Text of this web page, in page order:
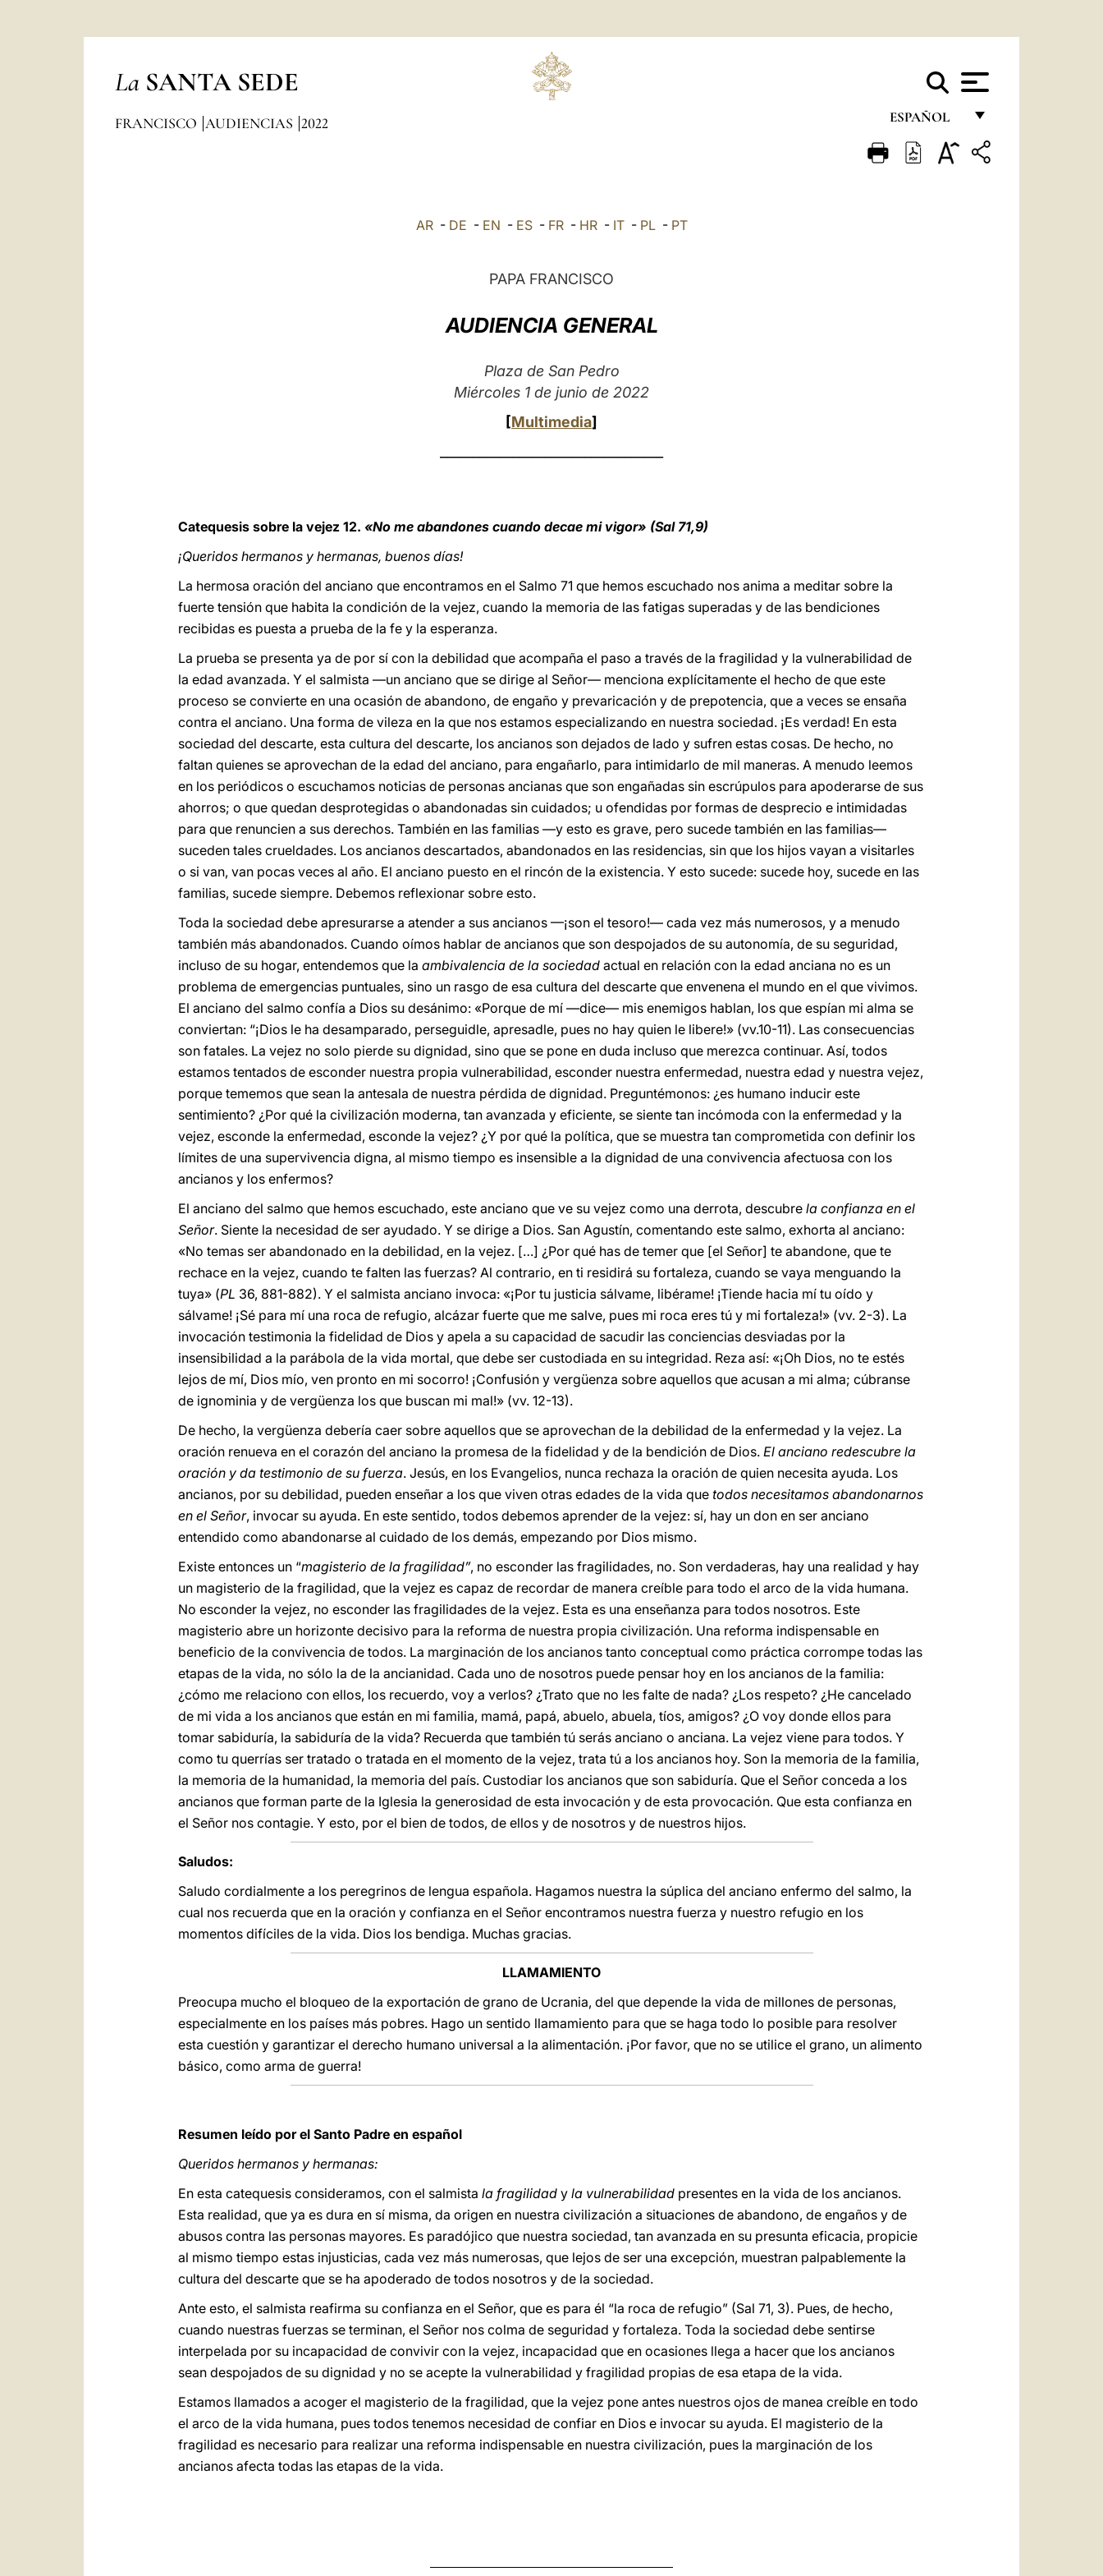
La SANTA SEDE
ESPAÑOL
FRANÇAIS
FRANCISCO AUDIENCIAS 2022
AR- DE - EN - ES- FR- HR- IT- PL- PT
PAPA FRANCISCO
AUDIENCIA GENERAL
Plaza de San Pedro
Miércoles 1 de junio de 2022
[Multimedia]
Catequesis sobre la vejez 12. «No me abandones cuando decae mi vigor» (Sal 71,9)
¡Queridos hermanos y hermanas, buenos días!
La hermosa oración del anciano que encontramos en el Salmo 71 que hemos escuchado nos anima a meditar sobre la
fuerte tensión que habita la condición de la vejez, cuando la memoria de las fatigas superadas y de las bendiciones
recibidas es puesta a prueba de la fe y la esperanza.
La prueba se presenta ya de por sí con la debilidad que acompaña el paso a través de la fragilidad y la vulnerabilidad de
la edad avanzada. Y el salmista —un anciano que se dirige al Señor— menciona explícitamente el hecho de que este
proceso se convierte en una ocasión de abandono, de engaño y prevaricación y de prepotencia, que a veces se ensaña
contra el anciano. Una forma de vileza en la que nos estamos especializando en nuestra sociedad. ¡Es verdad! En esta
sociedad del descarte, esta cultura del descarte, los ancianos son dejados de lado y sufren estas cosas. De hecho, no
faltan quienes se aprovechan de la edad del anciano, para engañarlo, para intimidarlo de mil maneras. A menudo leemos
en los periódicos o escuchamos noticias de personas ancianas que son engañadas sin escrúpulos para apoderarse de sus
ahorros; o que quedan desprotegidas o abandonadas sin cuidados; u ofendidas por formas de desprecio e intimidadas
para que renuncien a sus derechos. También en las familias —y esto es grave, pero sucede también en las familias—
suceden tales crueldades. Los ancianos descartados, abandonados en las residencias, sin que los hijos vayan a visitarles
o si van, van pocas veces al año. El anciano puesto en el rincón de la existencia. Y esto sucede: sucede hoy, sucede en las
familias, sucede siempre. Debemos reflexionar sobre esto.
Toda la sociedad debe apresurarse a atender a sus ancianos —¡son el tesoro!— cada vez más numerosos, y a menudo
también más abandonados. Cuando oímos hablar de ancianos que son despojados de su autonomía, de su seguridad,
incluso de su hogar, entendemos que la ambivalencia de la sociedad actual en relación con la edad anciana no es un
problema de emergencias puntuales, sino un rasgo de esa cultura del descarte que envenena el mundo en el que vivimos.
El anciano del salmo confía a Dios su desánimo: «Porque de mí —dice— mis enemigos hablan, los que espían mi alma se
conviertan: “¡Dios le ha desamparado, perseguidle, apresadle, pues no hay quien le libere!» (vv.10-11). Las consecuencias
son fatales. La vejez no solo pierde su dignidad, sino que se pone en duda incluso que merezca continuar. Así, todos
estamos tentados de esconder nuestra propia vulnerabilidad, esconder nuestra enfermedad, nuestra edad y nuestra vejez,
porque tememos que sean la antesala de nuestra pérdida de dignidad. Preguntémonos: ¿es humano inducir este
sentimiento? ¿Por qué la civilización moderna, tan avanzada y eficiente, se siente tan incómoda con la enfermedad y la
vejez, esconde la enfermedad, esconde la vejez? ¿Y por qué la política, que se muestra tan comprometida con definir los
límites de una supervivencia digna, al mismo tiempo es insensible a la dignidad de una convivencia afectuosa con los
ancianos y los enfermos?
El anciano del salmo que hemos escuchado, este anciano que ve su vejez como una derrota, descubre la confianza en el
Señor. Siente la necesidad de ser ayudado. Y se dirige a Dios. San Agustín, comentando este salmo, exhorta al anciano:
«No temas ser abandonado en la debilidad, en la vejez. […] ¿Por qué has de temer que [el Señor] te abandone, que te
rechace en la vejez, cuando te falten las fuerzas? Al contrario, en ti residirá su fortaleza, cuando se vaya menguando la
tuya» (PL 36, 881-882). Y el salmista anciano invoca: «¡Por tu justicia sálvame, libérame! ¡Tiende hacia mí tu oído y
sálvame! ¡Sé para mí una roca de refugio, alcázar fuerte que me salve, pues mi roca eres tú y mi fortaleza!» (vv. 2-3). La
invocación testimonia la fidelidad de Dios y apela a su capacidad de sacudir las conciencias desviadas por la
insensibilidad a la parábola de la vida mortal, que debe ser custodiada en su integridad. Reza así: «¡Oh Dios, no te estés
lejos de mí, Dios mío, ven pronto en mi socorro! ¡Confusión y vergüenza sobre aquellos que acusan a mi alma; cúbranse
de ignominia y de vergüenza los que buscan mi mal!» (vv. 12-13).
De hecho, la vergüenza debería caer sobre aquellos que se aprovechan de la debilidad de la enfermedad y la vejez. La
oración renueva en el corazón del anciano la promesa de la fidelidad y de la bendición de Dios. El anciano redescubre la
oración y da testimonio de su fuerza. Jesús, en los Evangelios, nunca rechaza la oración de quien necesita ayuda. Los
ancianos, por su debilidad, pueden enseñar a los que viven otras edades de la vida que todos necesitamos abandonarnos
en el Señor, invocar su ayuda. En este sentido, todos debemos aprender de la vejez: sí, hay un don en ser anciano
entendido como abandonarse al cuidado de los demás, empezando por Dios mismo.
Existe entonces un “magisterio de la fragilidad”, no esconder las fragilidades, no. Son verdaderas, hay una realidad y hay
un magisterio de la fragilidad, que la vejez es capaz de recordar de manera creíble para todo el arco de la vida humana.
No esconder la vejez, no esconder las fragilidades de la vejez. Esta es una enseñanza para todos nosotros. Este
magisterio abre un horizonte decisivo para la reforma de nuestra propia civilización. Una reforma indispensable en
beneficio de la convivencia de todos. La marginación de los ancianos tanto conceptual como práctica corrompe todas las
etapas de la vida, no sólo la de la ancianidad. Cada uno de nosotros puede pensar hoy en los ancianos de la familia:
¿cómo me relaciono con ellos, los recuerdo, voy a verlos? ¿Trato que no les falte de nada? ¿Los respeto? ¿He cancelado
de mi vida a los ancianos que están en mi familia, mamá, papá, abuelo, abuela, tíos, amigos? ¿O voy donde ellos para
tomar sabiduría, la sabiduría de la vida? Recuerda que también tú serás anciano o anciana. La vejez viene para todos. Y
como tu querrías ser tratado o tratada en el momento de la vejez, trata tú a los ancianos hoy. Son la memoria de la familia,
la memoria de la humanidad, la memoria del país. Custodiar los ancianos que son sabiduría. Que el Señor conceda a los
ancianos que forman parte de la Iglesia la generosidad de esta invocación y de esta provocación. Que esta confianza en
el Señor nos contagie. Y esto, por el bien de todos, de ellos y de nosotros y de nuestros hijos.
Saludos:
Saludo cordialmente a los peregrinos de lengua española. Hagamos nuestra la súplica del anciano enfermo del salmo, la
cual nos recuerda que en la oración y confianza en el Señor encontramos nuestra fuerza y nuestro refugio en los
momentos difíciles de la vida. Dios los bendiga. Muchas gracias.
LLAMAMIENTO
Preocupa mucho el bloqueo de la exportación de grano de Ucrania, del que depende la vida de millones de personas,
especialmente en los países más pobres. Hago un sentido llamamiento para que se haga todo lo posible para resolver
esta cuestión y garantizar el derecho humano universal a la alimentación. ¡Por favor, que no se utilice el grano, un alimento
básico, como arma de guerra!
Resumen leído por el Santo Padre en español
Queridos hermanos y hermanas:
En esta catequesis consideramos, con el salmista la fragilidad y la vulnerabilidad presentes en la vida de los ancianos.
Esta realidad, que ya es dura en sí misma, da origen en nuestra civilización a situaciones de abandono, de engaños y de
abusos contra las personas mayores. Es paradójico que nuestra sociedad, tan avanzada en su presunta eficacia, propicie
al mismo tiempo estas injusticias, cada vez más numerosas, que lejos de ser una excepción, muestran palpablemente la
cultura del descarte que se ha apoderado de todos nosotros y de la sociedad.
Ante esto, el salmista reafirma su confianza en el Señor, que es para él “la roca de refugio” (Sal 71, 3). Pues, de hecho,
cuando nuestras fuerzas se terminan, el Señor nos colma de seguridad y fortaleza. Toda la sociedad debe sentirse
interpelada por su incapacidad de convivir con la vejez, incapacidad que en ocasiones llega a hacer que los ancianos
sean despojados de su dignidad y no se acepte la vulnerabilidad y fragilidad propias de esa etapa de la vida.
Estamos llamados a acoger el magisterio de la fragilidad, que la vejez pone antes nuestros ojos de manea creíble en todo
el arco de la vida humana, pues todos tenemos necesidad de confiar en Dios e invocar su ayuda. El magisterio de la
fragilidad es necesario para realizar una reforma indispensable en nuestra civilización, pues la marginación de los
ancianos afecta todas las etapas de la vida.